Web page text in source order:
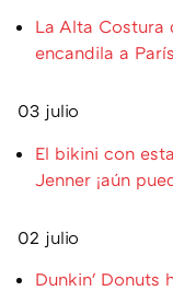
La Alta Costura
encandila a
03 julio
El bikini con
Jenner ¡aún
02 julio
Dunkin' Donuts